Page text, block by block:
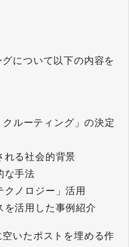
について以下の内容を
クルーティング」の決定
れる社会的背景
な手法
クノロジー」活用
を活用した事例紹介
いたポストを埋める作